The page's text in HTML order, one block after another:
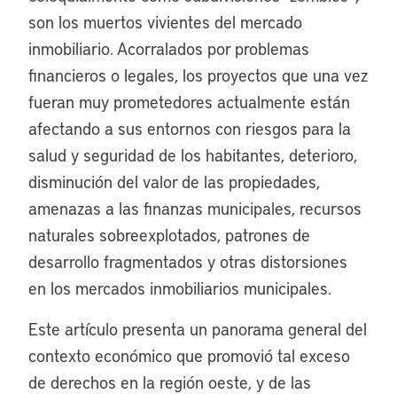
son los muertos vivientes del mercado
inmobiliario. Acorralados por problemas
financieros o legales, los proyectos que una vez
fueran muy prometedores actualmente están
afectando a sus entornos con riesgos para la
salud y seguridad de los habitantes, deterioro,
disminución del valor de las propiedades,
amenazas a las finanzas municipales, recursos
naturales sobreexplotados, patrones de
desarrollo fragmentados y otras distorsiones
en los mercados inmobiliarios municipales.
Este artículo presenta un panorama general del
contexto económico que promovió tal exceso
de derechos en la región oeste, y de las